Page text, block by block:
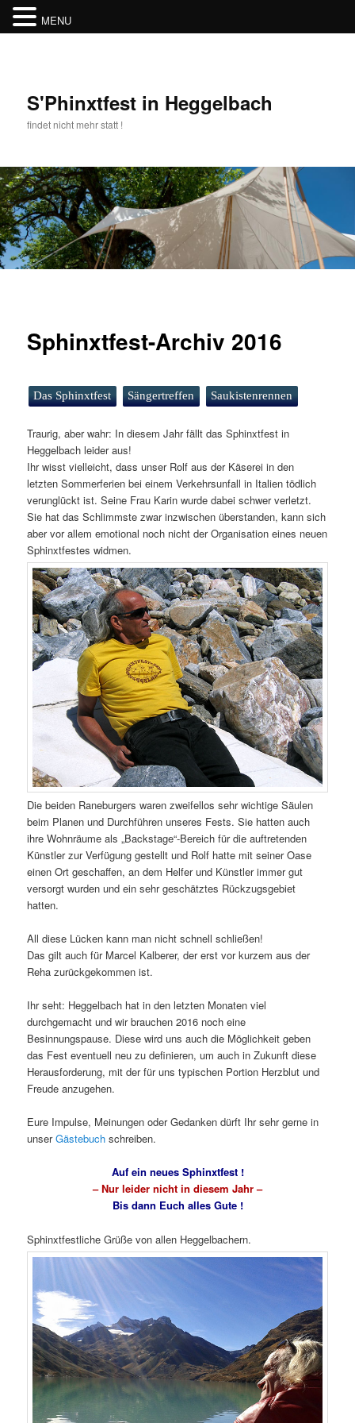
S'Phinxtfest in Heggelbach
findet nicht mehr statt !
Sphinxtfest-Archiv 2016
Das Sphinxtfest Sängertreffen Saukistenrennen
Traurig, aber wahr: In diesem Jahr fällt das Sphinxtfest in
Heggelbach leider aus!
Ihr wisst vielleicht, dass unser Rolf aus der Käserei in den
letzten Sommerferien bei einem Verkehrsunfall in Italien tödlich
verunglückt ist. Seine Frau Karin wurde dabei schwer verletzt.
Sie hat das Schlimmste zwar inzwischen überstanden, kann sich
aber vor allem emotional noch nicht der Organisation eines neuen
Sphinxtfestes widmen.
Die beiden Raneburgers waren zweifellos sehr wichtige Säulen
beim Planen und Durchführen unseres Fests. Sie hatten auch
ihre Wohnräume als „Backstage“-Bereich für die auftretenden
Künstler zur Verfügung gestellt und Rolf hatte mit seiner Oase
einen Ort geschaffen, an dem Helfer und Künstler immer gut
versorgt wurden und ein sehr geschätztes Rückzugsgebiet
hatten.
All diese Lücken kann man nicht schnell schließen!
Das gilt auch für Marcel Kalberer, der erst vor kurzem aus der
Reha zurückgekommen ist.
Ihr seht: Heggelbach hat in den letzten Monaten viel
durchgemacht und wir brauchen 2016 noch eine
Besinnungspause. Diese wird uns auch die Möglichkeit geben
das Fest eventuell neu zu definieren, um auch in Zukunft diese
Herausforderung, mit der für uns typischen Portion Herzblut und
Freude anzugehen.
Eure Impulse, Meinungen oder Gedanken dürft Ihr sehr gerne in
unserGästebuch schreiben.
Auf ein neues Sphinxtfest !
– Nur leider nicht in diesem Jahr –
Bis dann Euch alles Gute !
Sphinxtfestliche Grüße von allen Heggelbachern.
MENU